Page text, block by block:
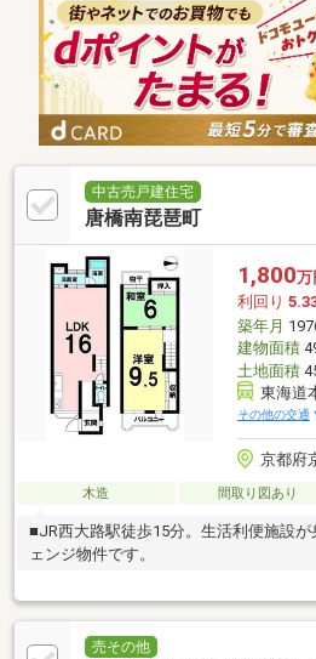
中古売戸建住宅
唐橋南琵琶町
1,800万
利回り
築年月
建物面積
土地面積
東海道
その他の交通
京都府
木造 間取り図あり
■JR西大路駅徒歩15分。生活利便施設
ェンジ物件です。
売その他